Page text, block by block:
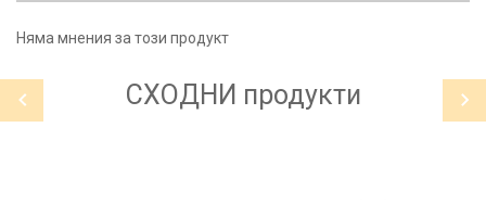
Няма мнения за този продукт
СХОДНИ продукти